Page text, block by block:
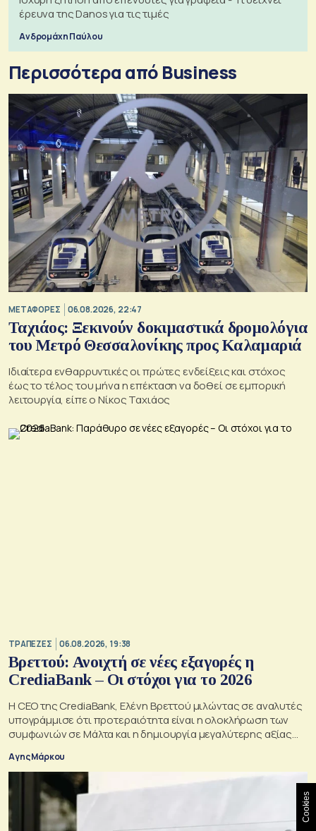
έρευνα της Danos για τις τιμές
Ανδρομάχη Παύλου
Περισσότερα από Business
ΜΕΤΑΦΟΡΕΣ 06.08.2026, 22:47
Ταχιάος: Ξεκινούν δοκιμαστικά δρομολόγια
του Μετρό Θεσσαλονίκης προς Καλαμαριά
Ιδιαίτερα ενθαρρυντικές οι πρώτες ενδείξεις και στόχος
έως το τέλος του μήνα η επέκταση να δοθεί σε εμπορική
λειτουργία, είπε ο Νίκος Ταχιάος
ΤΡΑΠΕΖΕΣ 06.08.2026, 19:38
Βρεττού: Ανοιχτή σε νέες εξαγορές η
CrediaBank – Οι στόχοι για το 2026
Η CEO της CrediaBank, Ελένη Βρεττού μιλώντας σε αναλυτές
υπογράμμισε ότι προτεραιότητα είναι η ολοκλήρωση των
συμφωνιών σε Μάλτα και η δημιουργία μεγαλύτερης αξίας
Αγης Μάρκου
Cookies